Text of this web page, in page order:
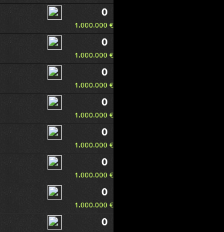
0
1.000.000 €
0
1.000.000 €
0
1.000.000 €
0
1.000.000 €
0
1.000.000 €
0
1.000.000 €
0
1.000.000 €
0